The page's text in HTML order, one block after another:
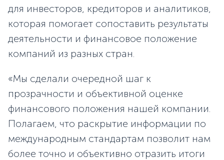
для инвесторов, кредиторов и аналитиков,
которая помогает сопоставить результаты
деятельности и финансовое положение
компаний из разных стран.
«Мы сделали очередной шаг к
прозрачности и объективной оценке
финансового положения нашей компании.
Полагаем, что раскрытие информации по
международным стандартам позволит нам
более точно и объективно отразить итоги